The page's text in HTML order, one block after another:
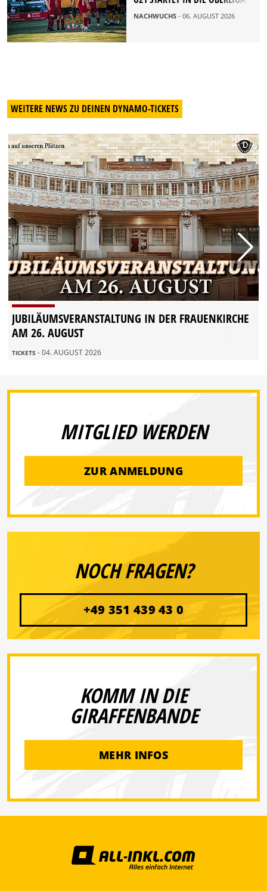
NACHWUCHS - 06. AUGUST 2026
WEITERE NEWS ZU DEINEN DYNAMO-TICKETS
JUBILÄUMSVERANSTALTUNG IN DER FRAUENKIRCHE
AM 26. AUGUST
TICKETS - 04. AUGUST 2026
MITGLIED WERDEN
ZUR ANMELDUNG
NOCH FRAGEN?
+49 351 439 43 0
KOMM IN DIE
GIRAFFENBANDE
MEHR INFOS